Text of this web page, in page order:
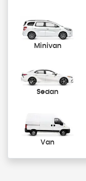
Minivan
Sedan
Van